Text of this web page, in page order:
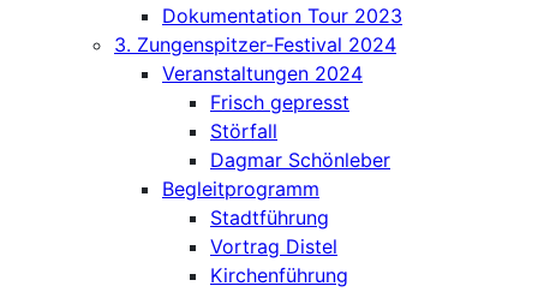
Dokumentation Tour 2023
3. Zungenspitzer-Festival 2024
Veranstaltungen 2024
Frisch gepresst
Störfall
Dagmar Schönleber
Begleitprogramm
Stadtführung
Vortrag Distel
Kirchenführung